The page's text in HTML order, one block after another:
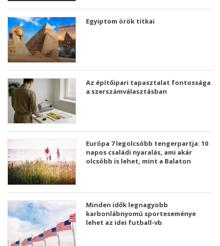
Egyiptom örök titkai
Az építőipari tapasztalat fontossága
a szerszámválasztásban
Európa 7 legolcsóbb tengerpartja: 10
napos családi nyaralás, ami akár
olcsóbb is lehet, mint a Balaton
Minden idők legnagyobb
karbonlábnyomú sporteseménye
lehet az idei futball-vb